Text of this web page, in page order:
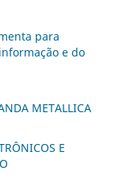
para
e do
METALLICA
E